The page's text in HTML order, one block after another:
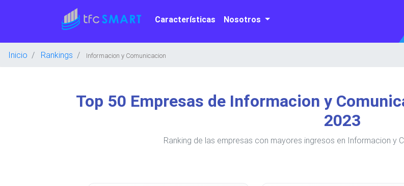
Características Nosotros
Inicio Rankings Informacion y Comunicacion
Top 50 Empresas de Informacion y
2023
Ranking de las empresas con mayores ingresos en Informacion y